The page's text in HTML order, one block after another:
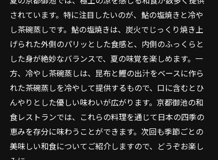
されています。特に注目したいのが、鮎の塩焼きと冷や
し茶碗蒸しです。鮎の塩焼きは、炭火でじっくり焼き上
げられた外側のパリッとした食感と、内側のふっくらと
した身が絶妙なバランスで、夏の味覚を楽しめます。一
方、冷やし茶碗蒸しは、昆布と鰹の出汁をベースに作ら
れた茶碗蒸しを冷やして提供するもので、口に含むとひ
んやりとした優しい味わいが広がります。京都御池の和
食レストランでは、これらの料理を通じて日本の四季の
恵みを存分に味わうことができます。次回も季節ごとの
美味しい和食についてご紹介しますので、どうぞお楽し